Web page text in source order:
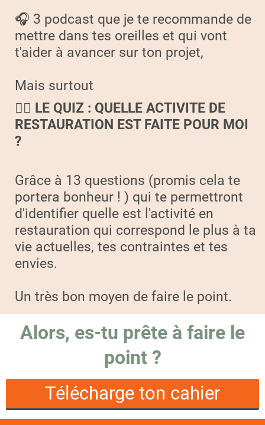
🎧 3 podcast que je te recommande de
mettre dans tes oreilles et qui vont
t'aider à avancer sur ton projet,
Mais surtout
🕵️‍♀️ LE QUIZ : QUELLE ACTIVITE DE
RESTAURATION EST FAITE POUR MOI
?
Grâce à 13 questions (promis cela te
portera bonheur ! ) qui te permettront
d'identifier quelle est l'activité en
restauration qui correspond le plus à ta
vie actuelles, tes contraintes et tes
envies.
Un très bon moyen de faire le point.
Alors, es-tu prête à faire le
point ?
Télécharge ton cahier